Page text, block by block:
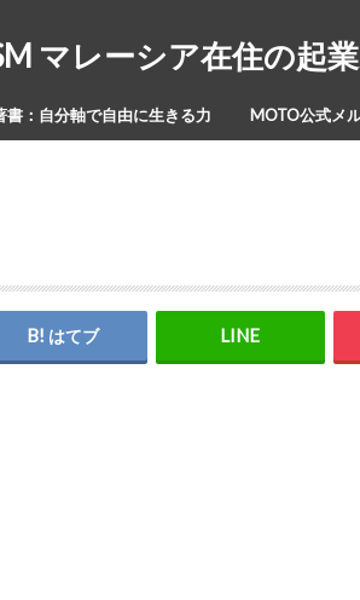
マレーシア在住の起
書：自分軸で自由に生きる力 MOTO公式メ
はてブ